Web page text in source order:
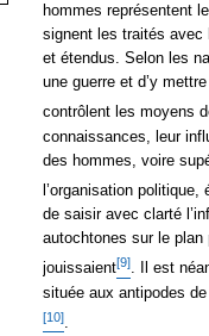
hommes représentent
signent les traités avec
et étendus. Selon les
une guerre et d’y
contrôlent les moyens
connaissances, leur
des hommes, voire
l’organisation
de saisir avec clarté
autochtones sur le plan
jouissaient[9]. Il est
située aux antipodes
[10].